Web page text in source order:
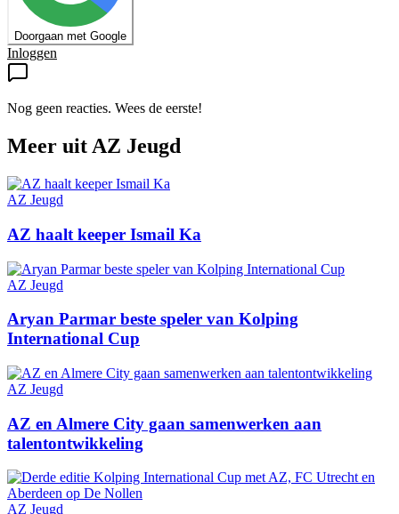
Doorgaan met Google
Inloggen
Nog geen reacties. Wees de eerste!
Meer uitAZ Jeugd
AZ Jeugd
AZ haalt keeper Ismail Ka
AZ Jeugd
Aryan Parmar beste speler van Kolping
International Cup
AZ Jeugd
AZ en Almere City gaan samenwerken aan
talentontwikkeling
AZ Jeugd